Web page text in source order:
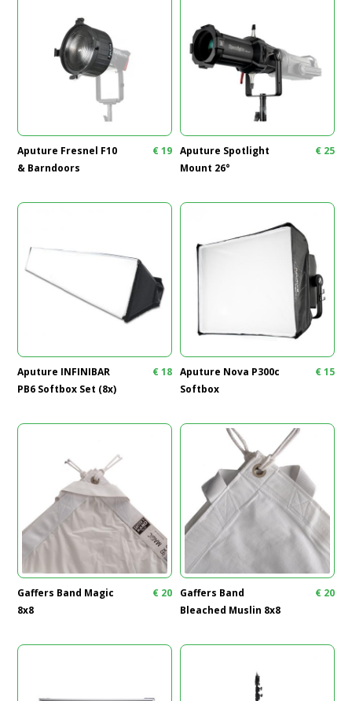
Aputure Fresnel F10
& Barndoors
€19 Aputure Spotlight
Mount 26°
€25
Aputure INFINIBAR
PB6 Softbox Set (8x)
€18 Aputure Nova P300c
Softbox
€15
Gaffers Band Magic
8x8
€ 20
Gaffers Band
Bleached Muslin 8x8
€20